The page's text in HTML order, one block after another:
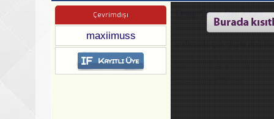
Çevrimdışı
maxiimuss
Cevap: Satılık Alan Adları
aralarında çok güzel
bosch arm 32 çim biçme
bosch gbh 2-26 dre